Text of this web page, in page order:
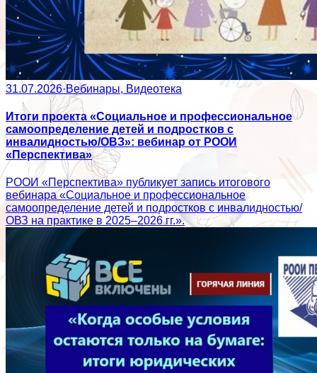
31.07.2026·Вебинары, Видеотека
Итоги проекта «Социальное и профессиональное
самоопределение детей и подростков с
инвалидностью/ОВЗ»: вебинар от РООИ
«Перспектива»
РООИ «Перспектива» публикует запись итогового
вебинара «Социальное и профессиональное
самоопределение детей и подростков с инвалидностью/
ОВЗ на практике в 2025–2026 гг.».